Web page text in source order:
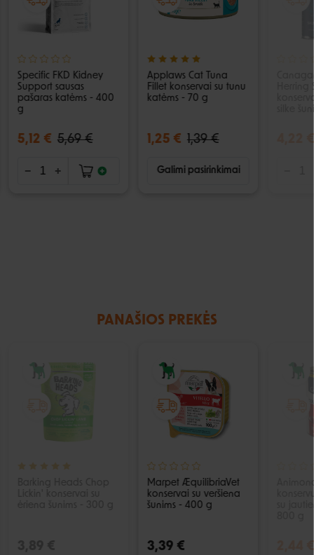
Specific FKD Kidney
Support sausas
pašaras katėms - 400
g
5,12 € 5,69 €
Applaws Cat Tuna
Fillet konservai su tunu
katėms - 70 g
1,25 € 1,39 €
Galimi pasirinkimai
Herring
silke
4,22 €
PANAŠIOS PREKĖS
Marpet ÆquilibriaVet
konservai su veršiena
šunims - 400 g
3,39 € 2,44 €